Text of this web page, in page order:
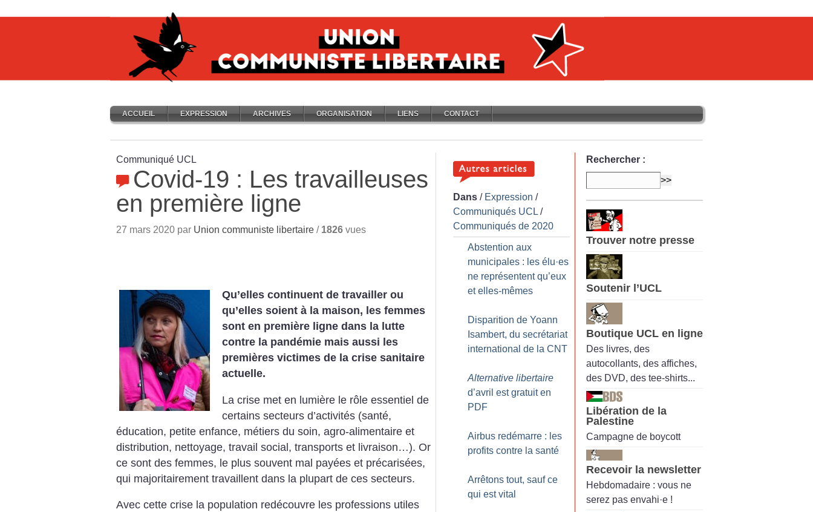
ACCUEIL EXPRESSION ARCHIVES ORGANISATION LIENS CONTACT
Communiqué UCL
Covid-19 : Les travailleuses
en première ligne
27 mars 2020 par Union communiste libertaire / 1826 vues
Qu’elles continuent de travailler ou
qu’elles soient à la maison, les femmes
sont en première ligne dans la lutte
contre la pandémie mais aussi les
premières victimes de la crise sanitaire
actuelle.
La crise met en lumière le rôle essentiel de
certains secteurs d’activités (santé,
éducation, petite enfance, métiers du soin, agro-alimentaire et
distribution, nettoyage, travail social, transports et livraison…). Or
ce sont des femmes, le plus souvent mal payées et précarisées,
qui majoritairement travaillent dans la plupart de ces secteurs.
Avec cette crise la population redécouvre les professions utiles
Dans / Expression /
Communiqués UCL /
Communiqués de 2020
Abstention aux
municipales : les élu·es
ne représentent qu’eux
et elles-mêmes
Disparition de Yoann
Isambert, du secrétariat
international de la CNT
Alternative libertaire
d’avril est gratuit en
PDF
Airbus redémarre : les
profits contre la santé
Arrêtons tout, sauf ce
qui est vital
Rechercher :
Trouver notre presse
Soutenir l’UCL
Boutique UCL en ligne
Des livres, des
autocollants, des affiches,
des DVD, des tee-shirts...
Libération de la
Palestine
Campagne de boycott
Recevoir la newsletter
Hebdomadaire : vous ne
serez pas envahi·e !